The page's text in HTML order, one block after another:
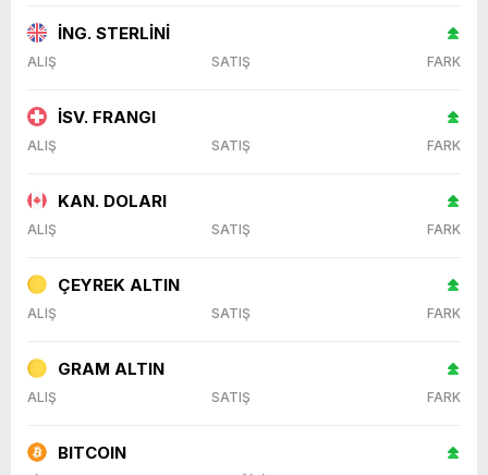
İNG. STERLİNİ
ALIŞ SATIŞ FARK
İSV. FRANGI
ALIŞ SATIŞ FARK
KAN. DOLARI
ALIŞ SATIŞ FARK
ÇEYREK ALTIN
ALIŞ SATIŞ FARK
GRAM ALTIN
ALIŞ SATIŞ FARK
BITCOIN